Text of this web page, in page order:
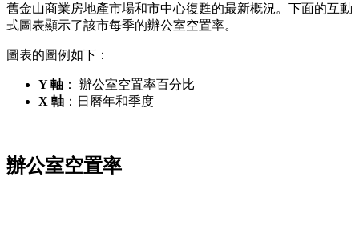
舊金山商業房地產市場和市中心復甦的最新概況。下面的互動
式圖表顯示了該市每季的辦公室空置率。
圖表的圖例如下：
Y 軸 ：
辦公室空置率百分比
X 軸 ：日曆年和季度
辦公室空置率